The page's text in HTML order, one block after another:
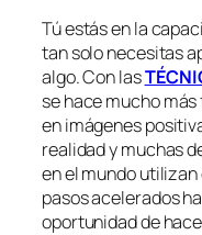
Tú estás en la
tan solo necesitas
algo. Con las
se hace mucho
en imágenes
realidad y muchas
en el mundo
pasos acelerados
oportunidad de